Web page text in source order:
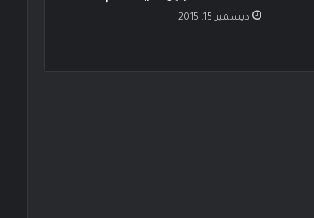
ديسمبر 15, 2015